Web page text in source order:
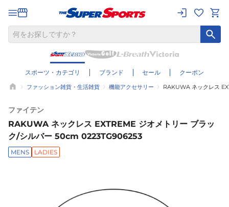
スポーツ・カテゴリ ブランド セール クーポン
ファッション雑貨・生活雑貨 機能アクセサリー RAKUWA ネックレス
ファイテン
RAKUWA ネックレス EXTREME ジオメトリー ブラッ
ク/シルバー 50cm 0223TG906253
MENS LADIES